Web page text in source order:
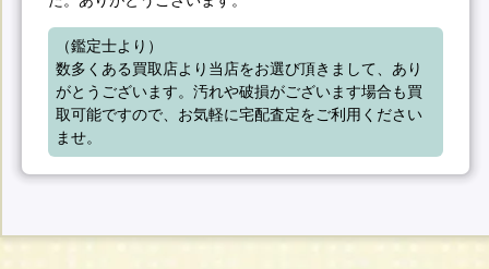
（鑑定士より）
数多くある買取店より当店をお選び頂きまして、あり
がとうございます。汚れや破損がございます場合も買
取可能ですので、お気軽に宅配査定をご利用ください
ませ。